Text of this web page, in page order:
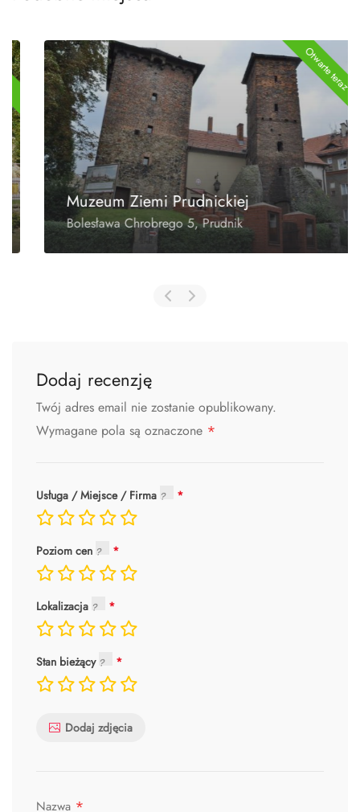
Otwarte teraz
Muzeum Ziemi Prudnickiej
Bolesława Chrobrego 5, Prudnik
Dodaj recenzję
Twój adres email nie zostanie opublikowany.
Wymagane pola są oznaczone *
Usługa / Miejsce / Firma
Poziom cen
Lokalizacja
Stan bieżący
Dodaj zdjęcia
Nazwa